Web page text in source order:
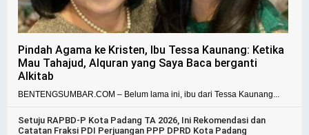
Pindah Agama ke Kristen, Ibu Tessa Kaunang: Ketika
Mau Tahajud, Alquran yang Saya Baca berganti
Alkitab
BENTENGSUMBAR.COM – Belum lama ini, ibu dari Tessa Kaunang...
Setuju RAPBD-P Kota Padang TA 2026, Ini Rekomendasi dan
Catatan Fraksi PDI Perjuangan PPP DPRD Kota Padang